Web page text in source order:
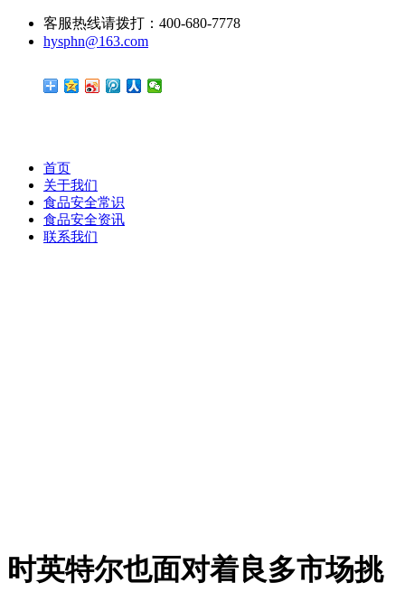
客服热线请拨打：400-680-7778
hysphn@163.com
首页
关于我们
食品安全常识
食品安全资讯
联系我们
时英特尔也面对着良多市场挑